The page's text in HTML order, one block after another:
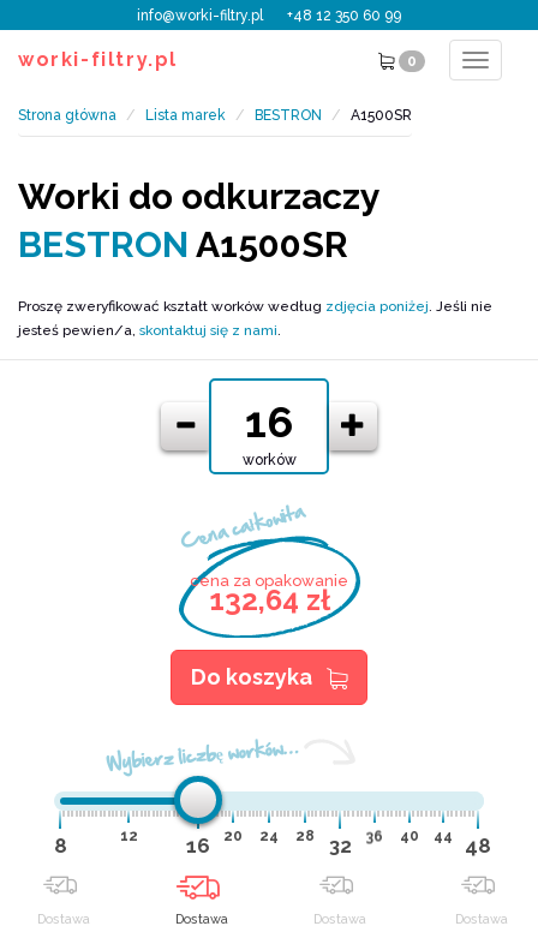
info@worki-filtry.pl +48 12 350 60 99
worki-filtry.pl 0
Toggle
Strona główna Lista marek BESTRON A1500SR
Worki do odkurzaczy
BESTRON A1500SR
Proszę zweryfikować kształt worków według zdjęcia poniżej. Jeśli nie
jesteś pewien/a, skontaktuj się z nami.
Wybierz liczbę worków…
8 12 16 20 24 28 32 36 40 44 48
Dostawa
Dostawa
Dostawa
Dostawa
worków
Cena całkowita
cena za opakowanie
132,64 zł
Do koszyka